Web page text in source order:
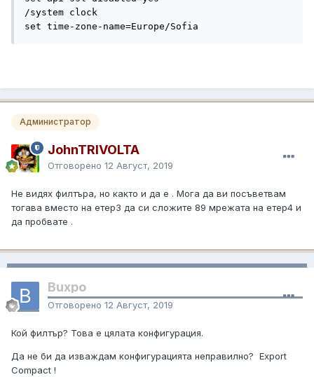
/system clock
set time-zone-name=Europe/Sofia
Администратор
JohnTRIVOLTA
Отговорено 12 Август, 2019
Не видях филтъра, но както и да е . Мога да ви посъветвам
тогава вместо на етер3 да си сложите 89 мрежата на етер4 и
да пробвате .
Buxpo
Отговорено 12 Август, 2019
Кой филтър? Това е цялата конфигурация.
Да не би да изваждам конфигурацията неправилно? Export
Compact !